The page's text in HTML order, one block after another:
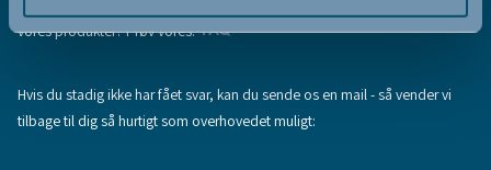
vores produkter? Prøv vores:FAQ
Hvis du stadig ikke har fået svar, kan du sende os en mail - så vender vi
tilbage til dig så hurtigt som overhovedet muligt: